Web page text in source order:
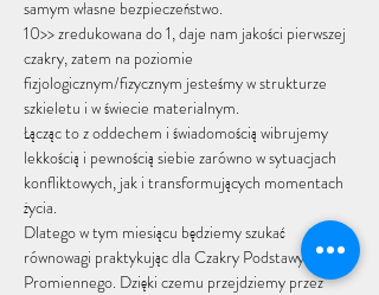
samym własne bezpieczeństwo.
10>> zredukowana do 1, daje nam jakości pierwszej
czakry, zatem na poziomie
fizjologicznym/fizycznym jesteśmy w strukturze
szkieletu i w świecie materialnym.
Łącząc to z oddechem i świadomością wibrujemy
lekkością i pewnością siebie zarówno w sytuacjach
konfliktowych, jak i transformujących momentach
życia.
Dlatego w tym miesiącu będziemy szukać
równowagi praktykując dla Czakry Podstawy i Ciała
Promiennego. Dzięki czemu przejdziemy przez